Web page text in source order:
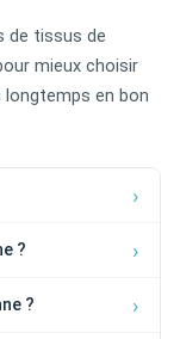
de tissus de
mieux choisir
en bon
?
?